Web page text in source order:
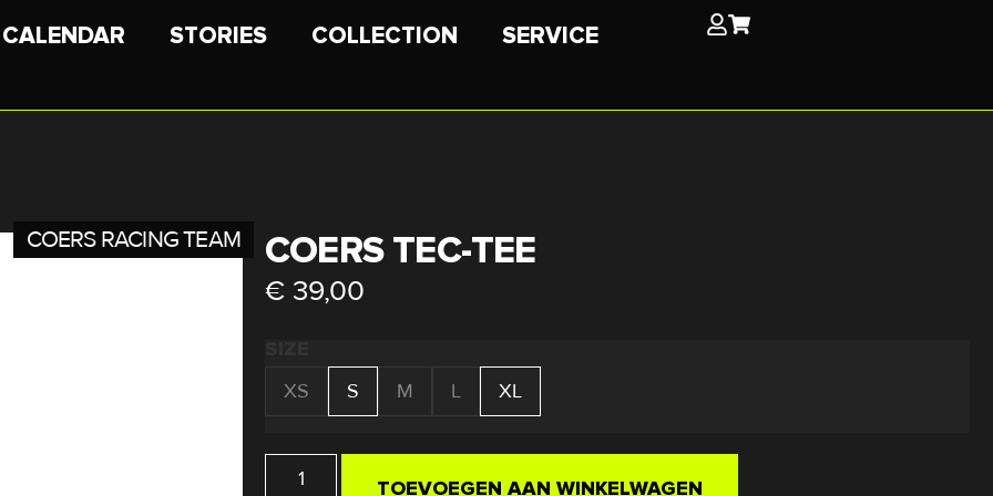
CALENDAR STORIES COLLECTION SERVICE
COERS RACING TEAM COERS TEC-TEE
€ 39,00
XS S M L XL
TOEVOEGEN AAN WINKELWAGEN